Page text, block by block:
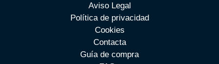
Aviso Legal
Política de privacidad
Cookies
Contacta
Guía de compra